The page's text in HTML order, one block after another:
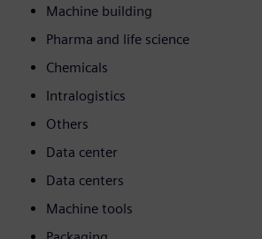
Machine building
Pharma and life science
Chemicals
Intralogistics
Others
Data center
Data centers
Machine tools